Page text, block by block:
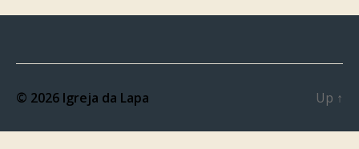
© 2026 Igreja da Lapa Up ↑